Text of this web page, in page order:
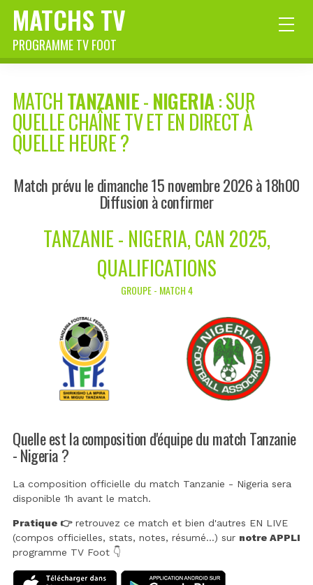
MATCHS TV
PROGRAMME TV FOOT
MATCHTANZANIE-NIGERIA: SUR
QUELLE CHAÎNE TV ET EN DIRECT À
QUELLE HEURE ?
Match prévu le dimanche 15 novembre 2026 à 18h00
Diffusion à confirmer
TANZANIE - NIGERIA, CAN 2025,
QUALIFICATIONS
GROUPE - MATCH 4
Quelle est la composition d'équipe du match Tanzanie
- Nigeria ?
La composition officielle du match Tanzanie - Nigeria sera
disponible 1h avant le match.
Pratique 👉retrouvez ce match et bien d'autres EN LIVE
(compos officielles, stats, notes, résumé...) sur notre APPLI
programme TV Foot 👇